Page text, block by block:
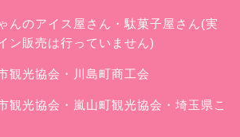
んのアイス屋さん ・駄菓子屋さん(実
ン販売は行っていません)
観光協会・川島町商工会
観光協会・嵐山町観光協会・埼玉県こ